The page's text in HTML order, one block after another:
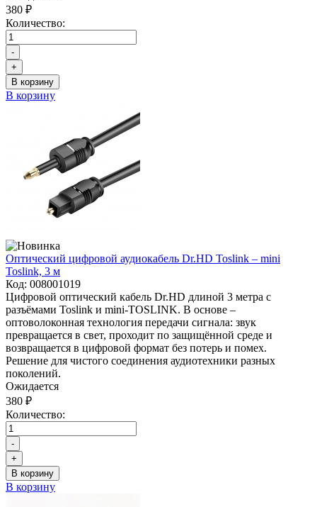
380 ₽
Количество:
-
+
В корзину
В корзину
Оптический цифровой аудиокабель Dr.HD Toslink – mini
Toslink, 3 м
Код: 008001019
Цифровой оптический кабель Dr.HD длиной 3 метра с
разъёмами Toslink и mini-TOSLINK. В основе –
оптоволоконная технология передачи сигнала: звук
превращается в свет, проходит по защищённой среде и
возвращается в цифровой формат без потерь и помех.
Решение для чистого соединения аудиотехники разных
поколений.
Ожидается
380 ₽
Количество:
-
+
В корзину
В корзину